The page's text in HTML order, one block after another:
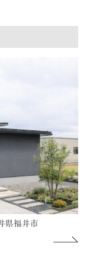
県福井市